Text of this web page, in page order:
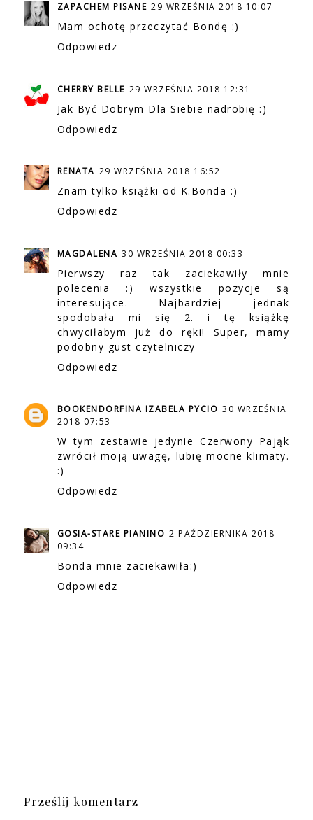
ZAPACHEM PISANE 29 WRZEŚNIA 2018 10:07
Mam ochotę przeczytać Bondę :)
Odpowiedz
CHERRY BELLE 29 WRZEŚNIA 2018 12:31
Jak Być Dobrym Dla Siebie nadrobię :)
Odpowiedz
RENATA 29 WRZEŚNIA 2018 16:52
Znam tylko książki od K.Bonda :)
Odpowiedz
MAGDALENA 30 WRZEŚNIA 2018 00:33
Pierwszy raz tak zaciekawiły mnie
polecenia :) wszystkie pozycje są
interesujące. Najbardziej jednak
spodobała mi się 2. i tę książkę
chwyciłabym już do ręki! Super, mamy
podobny gust czytelniczy
Odpowiedz
BOOKENDORFINA IZABELA PYCIO 30 WRZEŚNIA
2018 07:53
W tym zestawie jedynie Czerwony Pająk
zwrócił moją uwagę, lubię mocne klimaty.
:)
Odpowiedz
GOSIA-STARE PIANINO 2 PAŹDZIERNIKA 2018
09:34
Bonda mnie zaciekawiła:)
Odpowiedz
Prześlij komentarz